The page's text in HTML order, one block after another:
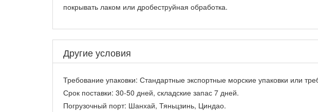
покрывать лаком или дробеструйная обработка.
Другие условия
Требование упаковки: Стандартные экспортные морские упаковки или
Срок поставки: 30-50 дней, складские запас 7 дней.
Погрузочный порт: Шанхай, Тяньцзинь, Циндао.